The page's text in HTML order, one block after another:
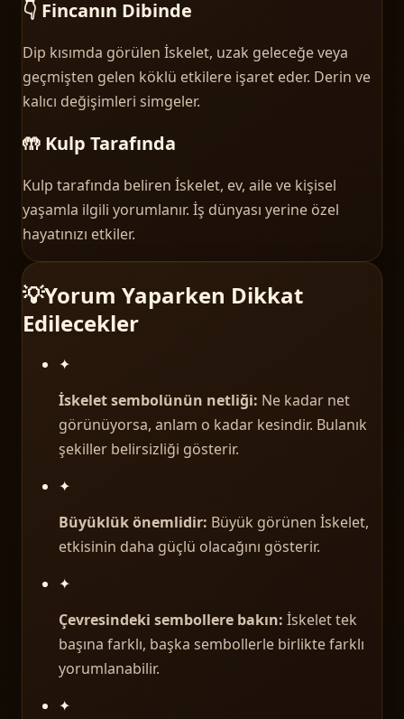
👇 Fincanın Dibinde
Dip kısımda görülen İskelet, uzak geleceğe veya
geçmişten gelen köklü etkilere işaret eder. Derin ve
kalıcı değişimleri simgeler.
🤲 Kulp Tarafında
Kulp tarafında beliren İskelet, ev, aile ve kişisel
yaşamla ilgili yorumlanır. İş dünyası yerine özel
hayatınızı etkiler.
💡Yorum Yaparken Dikkat
Edilecekler
✦
İskelet sembolünün netliği: Ne kadar net
görünüyorsa, anlam o kadar kesindir. Bulanık
şekiller belirsizliği gösterir.
✦
Büyüklük önemlidir: Büyük görünen İskelet,
etkisinin daha güçlü olacağını gösterir.
✦
Çevresindeki sembollere bakın: İskelet tek
başına farklı, başka sembollerle birlikte farklı
yorumlanabilir.
✦